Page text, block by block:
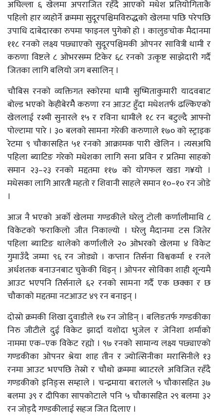
अघिल्ला ६ खेलमा अपराजित रहँदै आएको मधेश प्रतियोगिताकै
पहिलो हार व्यहोर्ने क्रममा सुदूरपश्चिमविरुद्धको खेलमा पछि परेपछि
उपाधि दाबेदारका रुपमा फाइनल पुगेको हो । कालुङचोक मैदानमा
११८ रनको लक्ष्य पछ्याएको सुदूरपश्चिमकी ओपनर सावित्री धामी र
करुणा विष्टले ८ ओभरसम्म टिकेर ६८ रनको उत्कृष्ट साझेदारी गर्दै
जितका लागि बलियो जग बसालिन् ।
चौबिस रनको व्यक्तिगत स्कोरमा धामी सुष्मिताकुमारी यादवबाट
बोल्ड भएको केहीबेरमैै करुणा रन आउट हुँदा मधेशतर्फ ढल्किएको
खेललाई रश्मी सुनारले १५ र रविना धामीले १८ रन बटुल्दै आफ्नो
पोल्टामा पारे । ३० बलको सामना गरेकी करुणाले १७० को स्ट्राइक
रेटमा ९ चौकासहित ५१ रनको आक्रामक पारी खेलिन । त्यसअघि
पहिला ब्याटिङ गरेको मधेशका लागि सना प्रविन र प्रतिमा साहको
समान २३–२३ रनको मद्दतमा ११७ को योगफल खडा ग¥यो ।
मधेसका लागि आरती महतो र शिवानी साहले समान १०–१० रन जोडे
।
आज नै भएको अर्को खेलमा गण्डकीले घरेलु टोली कर्णालीमाथि ८
विकेटको फराकिलो जीत निकाल्यो । घरेलु मैदानमा टस जितेर
पहिला ब्याटिङ थालेको कर्णालीले २० ओभरको खेलमा ४ विकेट
गुमाउँदै जम्मा ९६ रन जोड्यो । कप्तान तिर्सना विश्वकर्मा १ रनले
अर्धशतक बनाउनबाट चुकेकी थिइन् । ओपनर सोविका शाही शून्यमै
आउट भएपनि तिर्सनाले ६२ रनको सामना गर्दै एक छक्का र छ
चौकाको मद्दतमा नटआउट ४९ रन बनाइन् ।
दोस्रो क्रमकी शिखा दुवाडीले १७ रन जोडिन् । बलिङतर्फ गण्डकीका
निरु जीटीले दुई विकेट झार्दा यशोदा भुजेल र जेनिशा शर्माको
नाममा एक–एक विकेट रह्यो । ९७ रनको सामान्य लक्ष्य पछ्याएको
गण्डकीका ओपनर श्रेया शाह तीन र ज्योत्सिनीका मरासिनीले १३
रनमा आउट भएपछि तेस्रो र चौथो क्रममा ब्याटरले अविजित रहँदै
गण्डकीको इनिङ्स सम्हाले । चन्द्रमाया बरालले ५ चौकासहित ३७
बलमा ३९ र दीपिका सापकोटाले पनि ५ चौकासहित २९ बलमा ३२
रन जोड्दै गण्डकीलाई सहज जित दिलाए ।